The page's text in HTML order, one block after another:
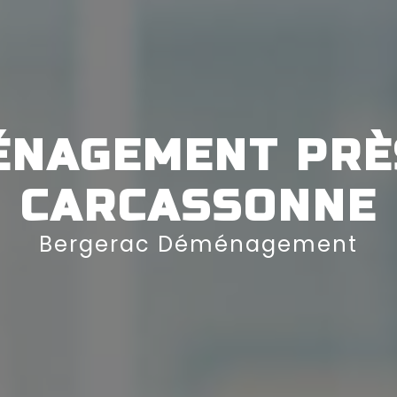
CARCASSONNE
Bergerac Déménagement